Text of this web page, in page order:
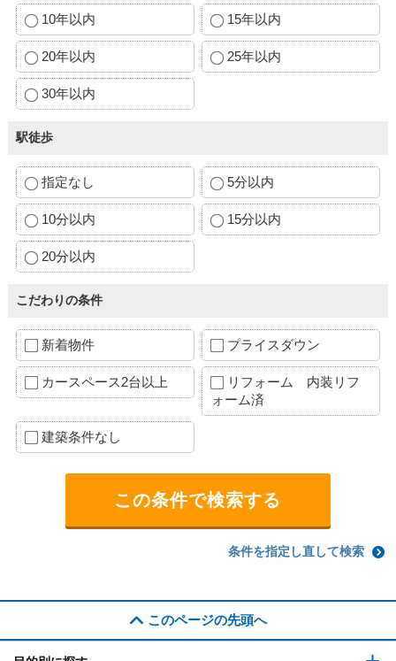
10年以内 15年以内
20年以内 25年以内
30年以内
駅徒歩
指定なし 5分以内
10分以内 15分以内
20分以内
こだわりの条件
新着物件 プライスダウン
カースペース2台以上
リフォーム 内装リフ
ォーム済
建築条件なし
条件を指定し直して検索
このページの先頭へ